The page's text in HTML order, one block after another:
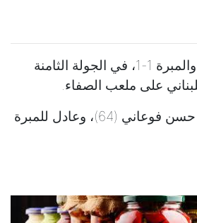
تعادل التضامن صور والمبرة 1-1، في الجولة الثامنة
على ملعب الصفاء.
سجل للتضامن صور حسن فوعاني (64)، وعادل للمبرة